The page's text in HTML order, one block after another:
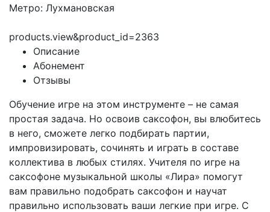
Метро: Лухмановская
products.view&product_id=2363
Описание
Абонемент
Отзывы
Обучение игре на этом инструменте – не самая
простая задача. Но освоив саксофон, вы влюбитесь
в него, сможете легко подбирать партии,
импровизировать, сочинять и играть в составе
коллектива в любых стилях. Учителя по игре на
саксофоне музыкальной школы «Лира» помогут
вам правильно подобрать саксофон и научат
правильно использовать ваши легкие при игре. С